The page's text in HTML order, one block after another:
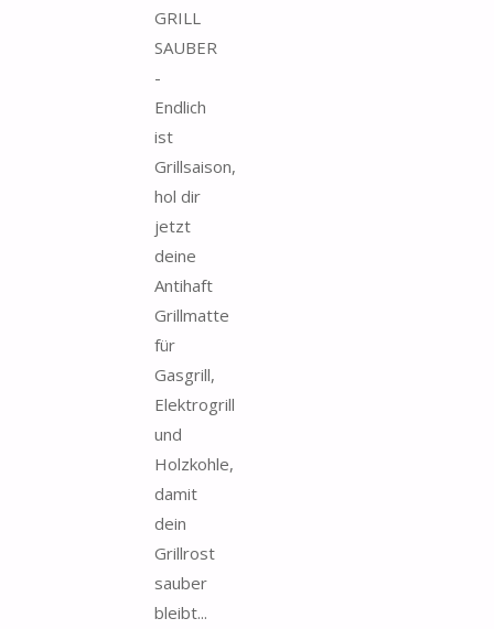
GRILL
SAUBER
-
Endlich
ist
Grillsaison,
hol dir
jetzt
deine
Antihaft
Grillmatte
für
Gasgrill,
Elektrogrill
und
Holzkohle,
damit
dein
Grillrost
sauber
bleibt...